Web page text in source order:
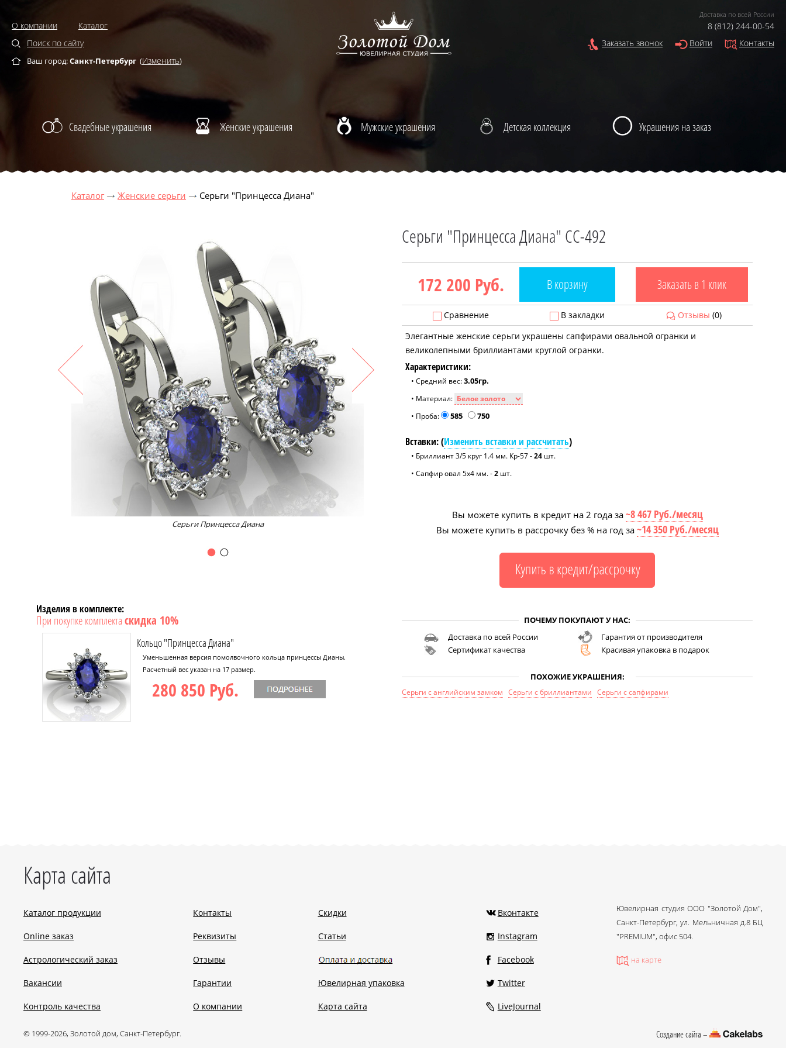
О компании
Каталог
Поиск по сайту
Ваш город:Санкт-Петербург (Изменить)
Доставка по всей России
8 (812) 244-00-54
Заказать звонок
Войти Контакты
Свадебные украшения Женские украшения Мужские украшения Детская коллекция Украшения на заказ
Каталог Женские серьги Серьги "Принцесса Диана"
Серьги Принцесса Диана
Изделия в комплекте:
При покупке комплекта скидка 10%
Кольцо "Принцесса Диана"
Уменьшенная версия помолвочного кольца принцессы Дианы.
Расчетный вес указан на 17 размер.
280 850 Руб.
Серьги "Принцесса Диана" CC-492
172 200 Руб. В корзину Заказать в 1 клик
Сравнение В закладки Отзывы (0)
Элегантные женские серьги украшены сапфирами овальной огранки и
великолепными бриллиантами круглой огранки.
Характеристики:
• Средний вес:3.05гр.
• Материал:
• Проба:
585 750
Вставки: (Изменить вставки и рассчитать)
• Бриллиант 3/5 круг 1.4 мм. Кр-57 -24 шт.
• Сапфир овал 5x4 мм. -2 шт.
Вы можете купить в кредит на 2 года за ~8 467 Руб./месяц
Вы можете купить в рассрочку без % на год за ~14 350 Руб./месяц
ПОЧЕМУ ПОКУПАЮТ У НАС:
Доставка по всей России
Гарантия от производителя
Сертификат качества
Красивая упаковка в подарок
ПОХОЖИЕ УКРАШЕНИЯ:
Серьги с английским замком Серьги с бриллиантами Серьги с сапфирами
Карта сайта
Каталог продукции
Online заказ
Астрологический заказ
Вакансии
Контроль качества
Контакты
Реквизиты
Отзывы
Гарантии
О компании
Скидки
Статьи
Ювелирная упаковка
Карта сайта
Вконтакте
Instagram
Facebook
Twitter
LiveJournal
Ювелирная студия ООО "Золотой Дом",
Санкт-Петербург, ул. Мельничная д.8 БЦ
"PREMIUM", офис 504.
на карте
© 1999-2026, Золотой дом, Санкт-Петербург. Создание сайта –